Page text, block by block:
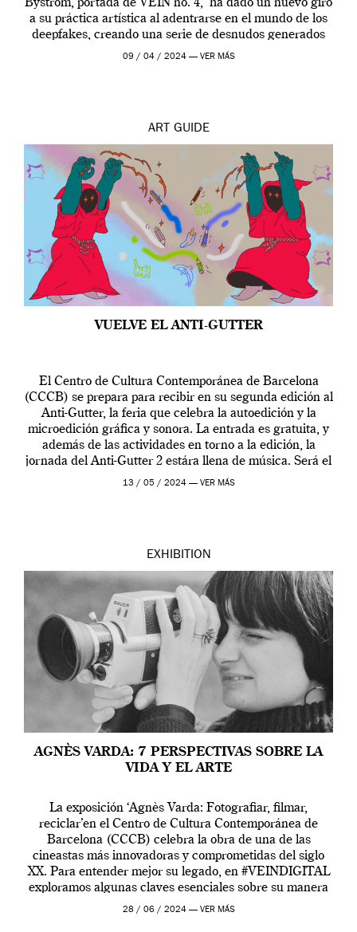
Byström, portada de VEIN no. 4, ha dado un nuevo giro
a su práctica artística al adentrarse en el mundo de los
deepfakes, creando una serie de desnudos generados
por […]
09 / 04 / 2024 — VER MÁS
ART GUIDE
VUELVE EL ANTI-GUTTER
El Centro de Cultura Contemporánea de Barcelona
(CCCB) se prepara para recibir en su segunda edición al
Anti-Gutter, la feria que celebra la autoedición y la
microedición gráfica y sonora. La entrada es gratuita, y
además de las actividades en torno a la edición, la
jornada del Anti-Gutter 2 estára llena de música. Será el
[…]
13 / 05 / 2024 — VER MÁS
EXHIBITION
AGNÈS VARDA: 7 PERSPECTIVAS SOBRE LA
VIDA Y EL ARTE
La exposición ‘Agnès Varda: Fotografiar, filmar,
reciclar’en el Centro de Cultura Contemporánea de
Barcelona (CCCB) celebra la obra de una de las
cineastas más innovadoras y comprometidas del siglo
XX. Para entender mejor su legado, en #VEINDIGITAL
exploramos algunas claves esenciales sobre su manera
de entender la vida, el cine y el arte contemporáneo.
28 / 06 / 2024 — VER MÁS